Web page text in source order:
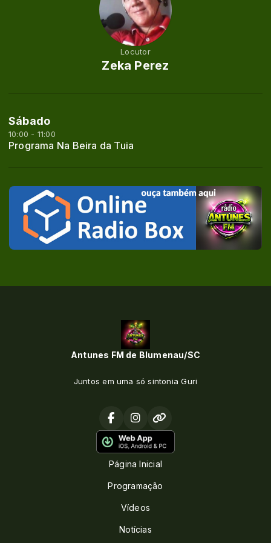
Locutor
Zeka Perez
Sábado
10:00 - 11:00
Programa Na Beira da Tuia
Antunes FM de Blumenau/SC
Juntos em uma só sintonia Guri
Página Inicial
Programação
Vídeos
Notícias